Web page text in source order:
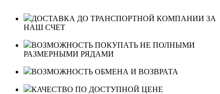
ДОСТАВКА ДО ТРАНСПОРТНОЙ КОМПАНИИ ЗА
НАШ СЧЕТ
ВОЗМОЖНОСТЬ ПОКУПАТЬ НЕ ПОЛНЫМИ
РАЗМЕРНЫМИ РЯДАМИ
ВОЗМОЖНОСТЬ ОБМЕНА И ВОЗВРАТА
КАЧЕСТВО ПО ДОСТУПНОЙ ЦЕНЕ